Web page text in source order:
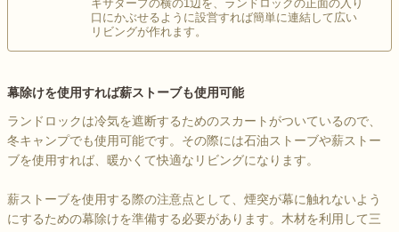
キサタープの横の1辺を、ランドロックの正面の入り
口にかぶせるように設営すれば簡単に連結して広い
リビングが作れます。
幕除けを使用すれば薪ストーブも使用可能
ランドロックは冷気を遮断するためのスカートがついているので、
冬キャンプでも使用可能です。その際には石油ストーブや薪ストー
ブを使用すれば、暖かくて快適なリビングになります。
薪ストーブを使用する際の注意点として、煙突が幕に触れないよう
にするための幕除けを準備する必要があります。木材を利用して三